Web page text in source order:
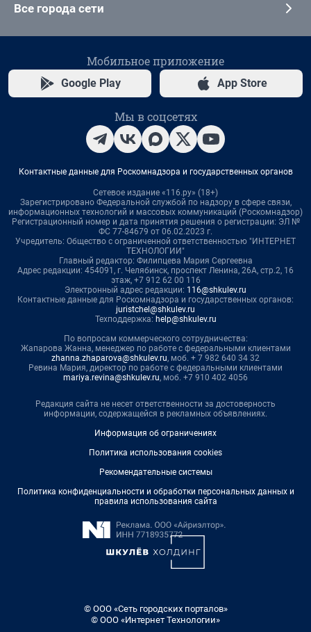
Все города сети
Мобильное приложение
Google Play App Store
Мы в соцсетях
Контактные данные для Роскомнадзора и государственных органов
Сетевое издание «116.ру» (18+)
Зарегистрировано Федеральной службой по надзору в сфере связи,
информационных технологий и массовых коммуникаций (Роскомнадзор)
Регистрационный номер и дата принятия решения о регистрации: ЭЛ №
ФС 77-84679 от 06.02.2023 г.
Учредитель: Общество с ограниченной ответственностью "ИНТЕРНЕТ
ТЕХНОЛОГИИ"
Главный редактор: Филипцева Мария Сергеевна
Адрес редакции: 454091, г. Челябинск, проспект Ленина, 26А, стр.2, 16
этаж, +7 912 62 00 116
Электронный адрес редакции: 116@shkulev.ru
Контактные данные для Роскомнадзора и государственных органов:
juristchel@shkulev.ru
Техподдержка: help@shkulev.ru
По вопросам коммерческого сотрудничества:
Жапарова Жанна, менеджер по работе с федеральными клиентами
zhanna.zhaparova@shkulev.ru, моб. + 7 982 640 34 32
Ревина Мария, директор по работе с федеральными клиентами
mariya.revina@shkulev.ru, моб. +7 910 402 4056
Редакция сайта не несет ответственности за достоверность
информации, содержащейся в рекламных объявлениях.
Информация об ограничениях
Политика использования cookies
Рекомендательные системы
Политика конфиденциальности и обработки персональных данных и
правила использования сайта
© ООО «Сеть городских порталов»
© ООО «Интернет Технологии»